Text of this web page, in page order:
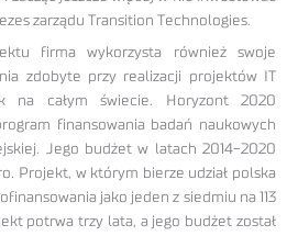
zarządu Transition Technologies.
firma wykorzysta również swoje
zdobyte przy realizacji projektów IT
całym świecie. Horyzont 2020
finansowania badań naukowych
Jego budżet w latach 2014-2020
Projekt, w którym bierze udział polska
jako jeden z siedmiu na 113
potrwa trzy lata, a jego budżet został